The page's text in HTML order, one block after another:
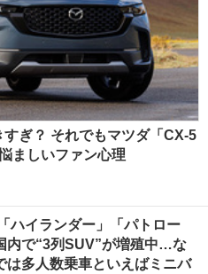
ぎ？ それでもマツダ「CX-5
ましいファン心理
ハイランダー」「パトロー
内で“3列SUV”が増殖中…な
は多人数乗車といえばミニバ